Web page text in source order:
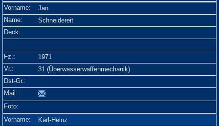
Jan
Schneidereit
1971
31 (Überwasserwaffenmechanik)
Karl-Heinz